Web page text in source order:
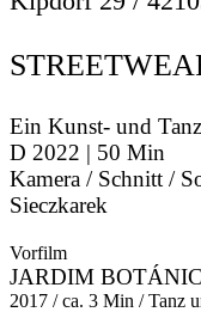
Ein Kunst- und
D 2022 | 50 Min
Kamera / Schnitt /
Sieczkarek
Vorfilm
JARDIM
2017 / ca. 3 Min / Tanz